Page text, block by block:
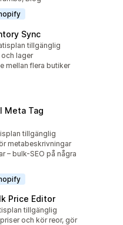
Sync
totalt tillgänglig
lager
mellan flera butiker
Meta Tag
totalt tillgänglig
metabeskrivningar
– bulk-SEO på några
Price Editor
totalt tillgänglig
och kör reor, gör